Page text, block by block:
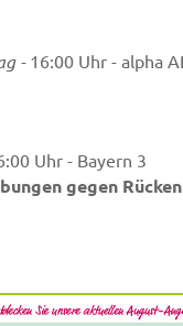
Das
die
nur schwer
DHA, Eisen
-16:00 Uhr - alpha
Uhr - Bayern 3
gegen